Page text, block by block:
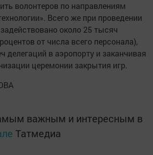
волонтеров по направлениям
Всего же при проведении
около 25 тысяч
от числа всего персонала),
делегаций в аэропорту и заканчивая
церемонии закрытия игр.
важным и интересным в
Татмедиа